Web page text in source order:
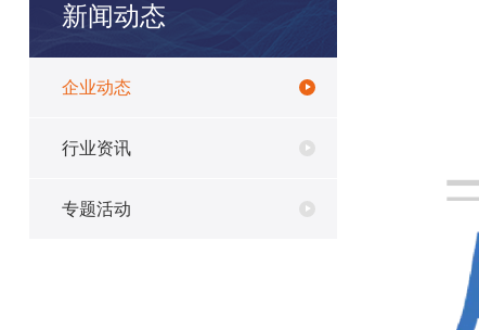
新闻动态
企业动态
行业资讯
专题活动